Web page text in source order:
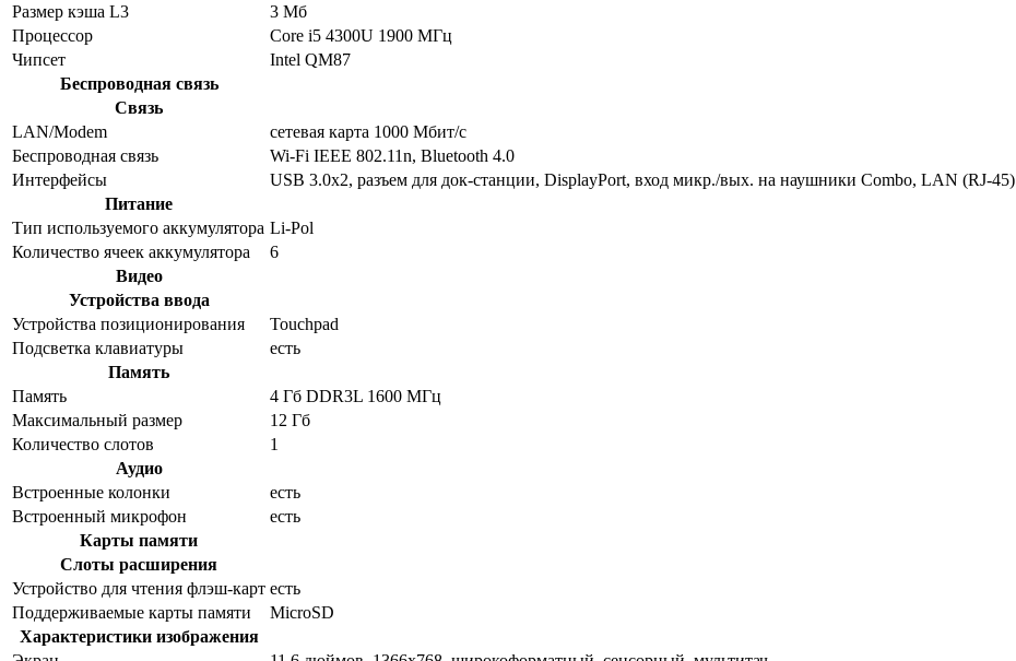
Размер кэша L3
3 Мб
Процессор
Core i5 4300U 1900 МГц
Чипсет
Intel QM87
Беспроводная связь
Связь
LAN/Modem
сетевая карта 1000 Мбит/c
Беспроводная связь
Wi-Fi IEEE 802.11n, Bluetooth 4.0
Интерфейсы
USB 3.0x2, разъем для док-станции, DisplayPort, вход микр./вых. на наушники Combo, LAN (RJ-45)
Питание
Тип используемого аккумулятора Li-Pol
Количество ячеек аккумулятора
6
Видео
Устройства ввода
Устройства позиционирования
Touchpad
Подсветка клавиатуры
есть
Память
Память
4 Гб DDR3L 1600 МГц
Максимальный размер
12 Гб
Количество слотов
1
Аудио
Встроенные колонки
есть
Встроенный микрофон
есть
Карты памяти
Слоты расширения
Устройство для чтения флэш-карт есть
Поддерживаемые карты памяти
MicroSD
Характеристики изображения